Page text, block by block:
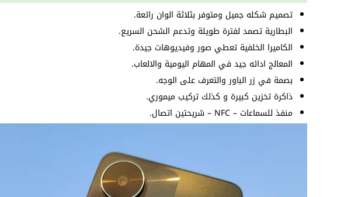
تصميم شكله جميل ومتوفر بثلاثة الوان رائعة.
البطارية تصمد لفترة طويلة وتدعم الشحن السريع.
الكاميرا الخلفية تعطي صور وفيديوهات جيدة.
المعالج ادائه جيد في المهام اليومية والالعاب.
بصمة في زر الباور والتعرف على الوجه.
ذاكرة تخزين كبيرة و كذلك تركيب ميموري.
منفذ للسماعات – NFC – شريحتين اتصال.